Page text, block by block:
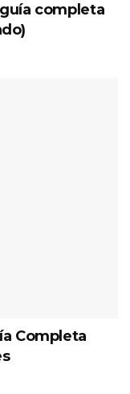
completa
Completa